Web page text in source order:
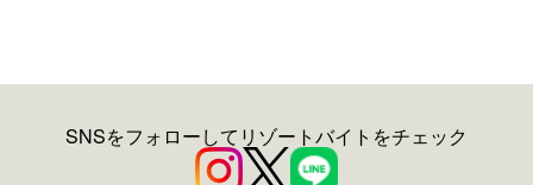
SNSをフォローしてリゾートバイトをチェック